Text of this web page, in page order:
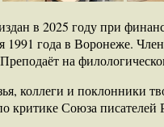
в 2025 году при
1991 года в Воронеже.
на
коллеги и поклонники
критике Союза